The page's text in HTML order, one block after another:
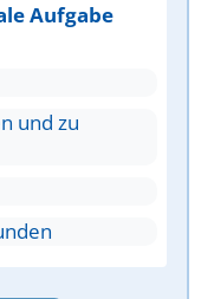
Aufgabe
und zu